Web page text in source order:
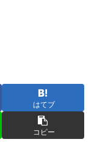
はてブ
コピー